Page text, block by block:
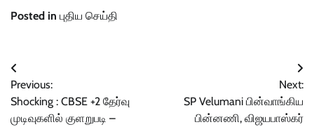
Posted in புதிய செய்தி
Post
navigation
Previous:
Shocking : CBSE +2 தேர்வு
முடிவுகளில் குளறுபடி –
Next:
SP Velumani பின்வாங்கிய
பின்னணி, விஜயபாஸ்கர்